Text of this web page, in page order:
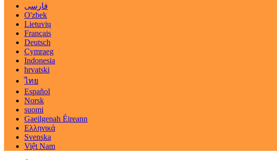
فارسی
O'zbek
Lietuvių
Français
Deutsch
Cymraeg
Indonesia
hrvatski
ไทย
Español
Norsk
suomi
Gaeilgenah Éireann
Ελληνικά
Svenska
Việt Nam